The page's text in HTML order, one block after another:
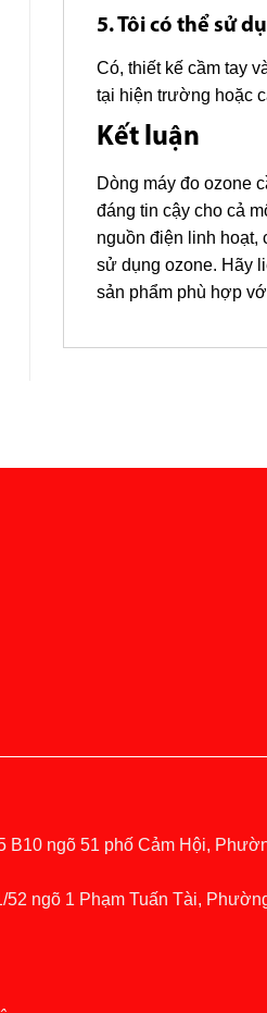
5. Tôi có thể sử
Có, thiết kế cầm tay
tại hiện trường hoặc
Kết luận
Dòng máy đo ozone
đáng tin cậy cho cả
nguồn điện linh hoạt,
sử dụng ozone. Hãy
sản phẩm phù hợp
B10 ngõ 51 phố Cảm Hội,
52 ngõ 1 Phạm Tuấn Tài,